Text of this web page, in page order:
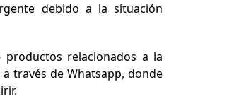
debido a la situación
relacionados a la
través de Whatsapp, donde